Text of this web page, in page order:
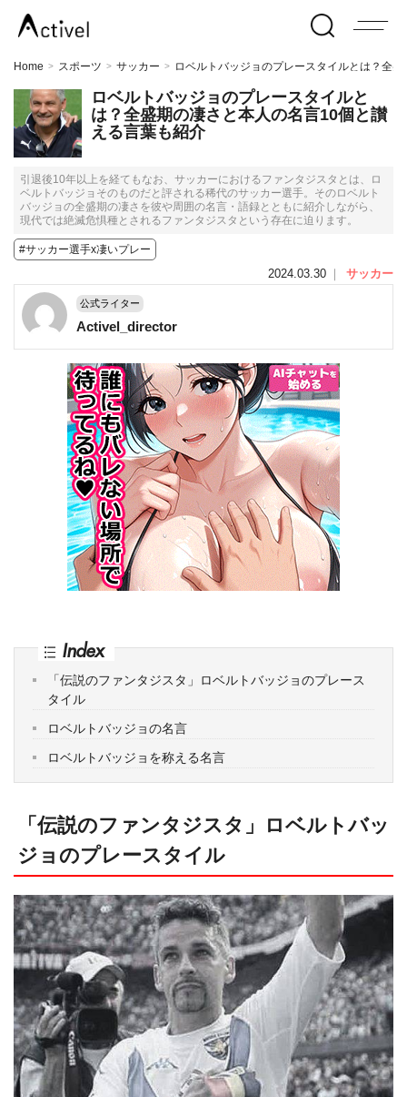
Home > スポーツ > サッカー > ロベルトバッジョのプレースタイルとは？全
ロベルトバッジョのプレースタイルと
は？全盛期の凄さと本人の名言10個と讃
える言葉も紹介
引退後10年以上を経てもなお、サッカーにおけるファンタジスタとは、ロ
ベルトバッジョそのものだと評される稀代のサッカー選手。そのロベルト
バッジョの全盛期の凄さを彼や周囲の名言・語録とともに紹介しながら、
現代では絶滅危惧種とされるファンタジスタという存在に迫ります。
#サッカー選手x凄いプレー
2024.03.30 ｜ サッカー
公式ライター
Activel_director
Index
「伝説のファンタジスタ」ロベルトバッジョのプレース
タイル
ロベルトバッジョの名言
ロベルトバッジョを称える名言
「伝説のファンタジスタ」ロベルトバッ
ジョのプレースタイル